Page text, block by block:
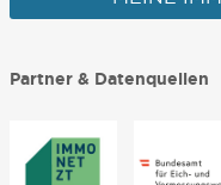
Partner & Datenquellen